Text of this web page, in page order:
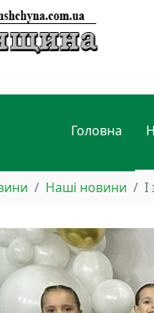
Головна
Наші новини